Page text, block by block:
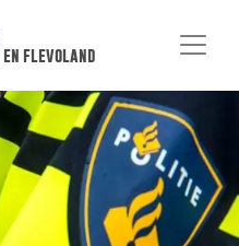
flevoland